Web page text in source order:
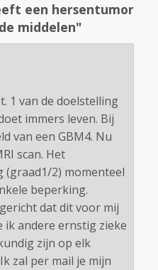
een hersentumor
middelen"
1 van de doelstelling
immers leven. Bij
van een GBM4. Nu
scan. Het
(graad1/2) momenteel
beperking.
dat dit voor mij
ik andere ernstig zieke
zijn op elk
zal per mail je mijn